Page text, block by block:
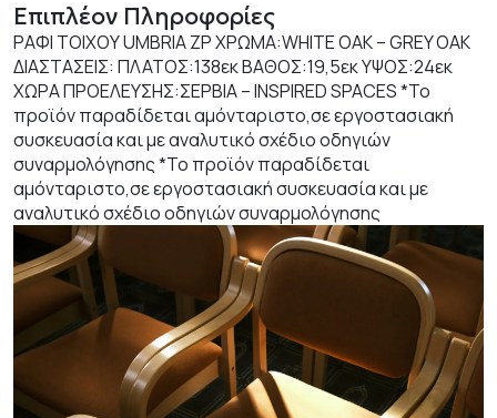
Επιπλέον Πληροφορίες
ΡΑΦΙ ΤΟΙΧΟΥ UMBRIA ZP ΧΡΩΜΑ:WHITE OAK – GREY OAK
ΔΙΑΣΤΑΣΕΙΣ: ΠΛΑΤΟΣ:138εκ ΒΑΘΟΣ:19,5εκ ΥΨΟΣ:24εκ
ΧΩΡΑ ΠΡΟΕΛΕΥΣΗΣ:ΣΕΡΒΙΑ – INSPIRED SPACES *Το
προϊόν παραδίδεται αμόνταριστο,σε εργοστασιακή
συσκευασία και με αναλυτικό σχέδιο οδηγιών
συναρμολόγησης *Το προϊόν παραδίδεται
αμόνταριστο,σε εργοστασιακή συσκευασία και με
αναλυτικό σχέδιο οδηγιών συναρμολόγησης